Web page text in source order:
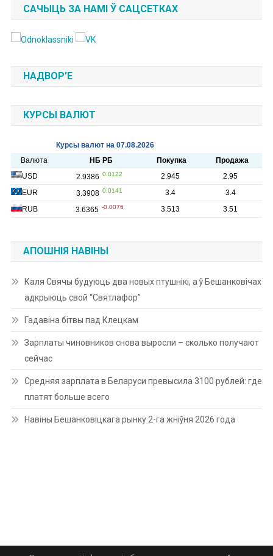
САЧЫЦЬ ЗА НАМІ Ў САЦСЕТКАХ
НАДВОР’Е
КУРСЫ ВАЛЮТ
АПОШНІЯ НАВІНЫ
Каля Свячы будуюць два новых птушнікі, а ў Бешанковічах
адкрыюць свой “Святлафор”
Гадавіна бітвы пад Клецкам
Зарплаты чиновников снова выросли – сколько получают
сейчас
Средняя зарплата в Беларуси превысила 3100 рублей: где
платят больше всего
Навіны Бешанковіцкага рынку 2-га жніўня 2026 года